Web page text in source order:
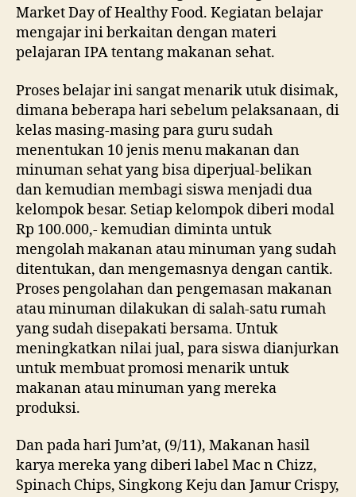
Market Day of Healthy Food. Kegiatan belajar
mengajar ini berkaitan dengan materi
pelajaran IPA tentang makanan sehat.
Proses belajar ini sangat menarik utuk disimak,
dimana beberapa hari sebelum pelaksanaan, di
kelas masing-masing para guru sudah
menentukan 10 jenis menu makanan dan
minuman sehat yang bisa diperjual-belikan
dan kemudian membagi siswa menjadi dua
kelompok besar. Setiap kelompok diberi modal
Rp 100.000,- kemudian diminta untuk
mengolah makanan atau minuman yang sudah
ditentukan, dan mengemasnya dengan cantik.
Proses pengolahan dan pengemasan makanan
atau minuman dilakukan di salah-satu rumah
yang sudah disepakati bersama. Untuk
meningkatkan nilai jual, para siswa dianjurkan
untuk membuat promosi menarik untuk
makanan atau minuman yang mereka
produksi.
Dan pada hari Jum’at, (9/11), Makanan hasil
karya mereka yang diberi label Mac n Chizz,
Spinach Chips, Singkong Keju dan Jamur Crispy,